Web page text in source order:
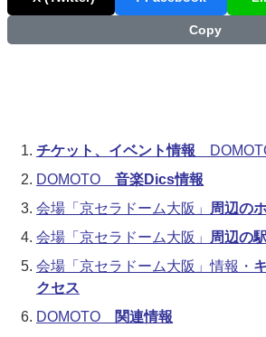
Copy
チケット、イベント情報
DOMOTO 音楽Dics情報
会場「京セラドーム大阪」
周辺の
会場「京セラドーム大阪」
周辺の駅
会場「京セラドーム大阪」情報・
クセス
DOMOTO
関連情報